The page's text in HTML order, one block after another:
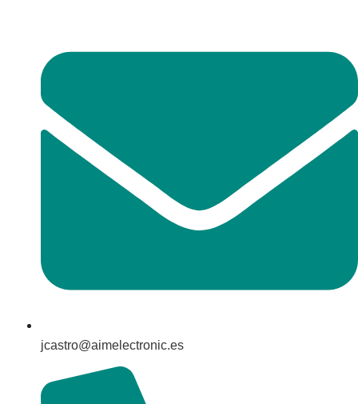
jcastro@aimelectronic.es